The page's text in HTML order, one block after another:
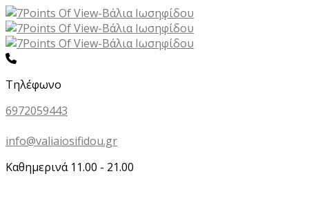
Τηλέφωνο
6972059443
info@valiaiosifidou.gr
Καθημερινά 11.00 - 21.00